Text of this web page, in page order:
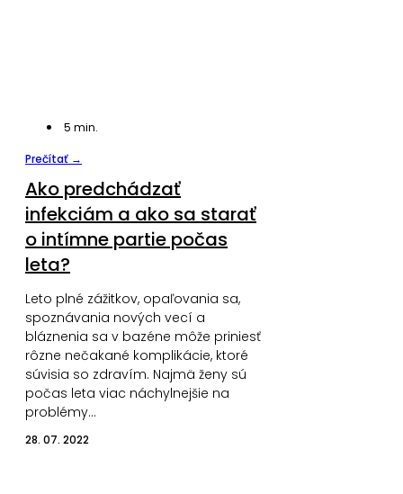
5 min.
Prečítať →
Ako predchádzať
infekciám a ako sa starať
o intímne partie počas
leta?
Leto plné zážitkov, opaľovania sa,
spoznávania nových vecí a
bláznenia sa v bazéne môže priniesť
rôzne nečakané komplikácie, ktoré
súvisia so zdravím. Najmä ženy sú
počas leta viac náchylnejšie na
problémy…
28. 07. 2022